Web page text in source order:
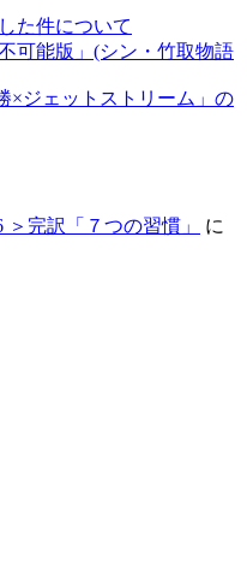
た件について
可能版」(シン・竹取物語
×ジェットストリーム」の
完訳「７つの習慣」
に